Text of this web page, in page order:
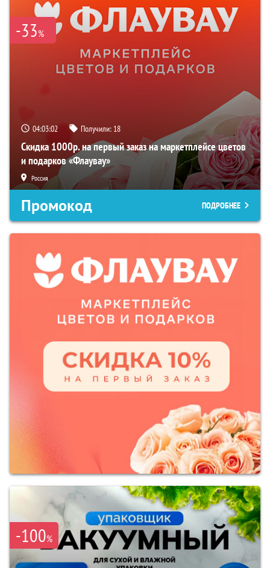
-33%
04:03:01 Получили: 18
Скидка 1000р. на первый заказ на маркетплейсе цветов
и подарков «Флаувау»
Россия
Промокод ПОДРОБНЕЕ
-100%